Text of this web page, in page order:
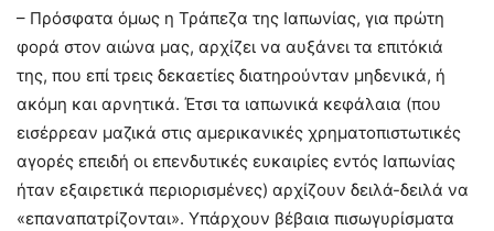
– Πρόσφατα όμως η Τράπεζα της Ιαπωνίας, για πρώτη
φορά στον αιώνα μας, αρχίζει να αυξάνει τα επιτόκιά
της, που επί τρεις δεκαετίες διατηρούνταν μηδενικά, ή
ακόμη και αρνητικά. Έτσι τα ιαπωνικά κεφάλαια (που
εισέρρεαν μαζικά στις αμερικανικές χρηματοπιστωτικές
αγορές επειδή οι επενδυτικές ευκαιρίες εντός Ιαπωνίας
ήταν εξαιρετικά περιορισμένες) αρχίζουν δειλά-δειλά να
«επαναπατρίζονται». Υπάρχουν βέβαια πισωγυρίσματα